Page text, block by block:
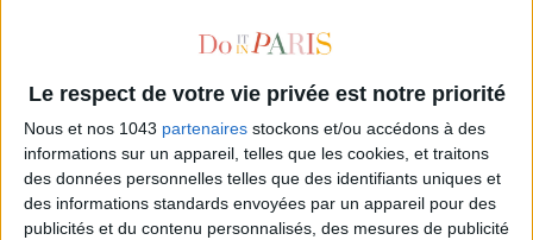
Le respect de votre vie privée est notre priorité
Nous et nos 1043 partenaires stockons et/ou accédons à des
informations sur un appareil, telles que les cookies, et traitons
des données personnelles telles que des identifiants uniques et
des informations standards envoyées par un appareil pour des
publicités et du contenu personnalisés, des mesures de publicité
TOUT CE QUE VOUS DEVEZ FAIRE À PARIS EN AOÛT